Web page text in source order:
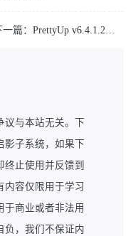
一篇：PrettyUp v6.4.1.2像美化高级版
议与本站无关。下
影子系统，如果下
止使用并反馈到
内容仅限用于学习
于商业或者非法用
负，我们不保证内